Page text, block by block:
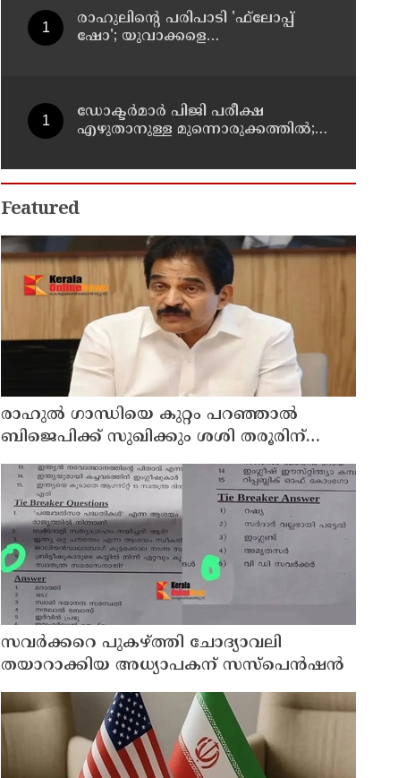
രാഹുലിന്റെ പരിപാടി 'ഫ്‌ലോപ്പ്
ഷോ'; യുവാക്കളെ
ഡോക്ടര്‍മാര്‍ പിജി പരീക്ഷ
എഴുതാനുള്ള മുന്നൊരുക്കത്തില്‍;
കുടുംബാരോഗ്യ കേന്ദ്രം
അടച്ചുപൂട്ടി
Featured
രാഹുല്‍ ഗാന്ധിയെ കുറ്റം പറഞ്ഞാല്‍
ബിജെപിക്ക് സുഖിക്കും ശശി തരൂരിന്
മറുപടിയുമായി കെ സി വേണുഗോപാല്‍
സവര്‍ക്കറെ പുകഴ്ത്തി ചോദ്യാവലി
തയാറാക്കിയ അധ്യാപകന് സസ്‌പെന്‍ഷന്‍